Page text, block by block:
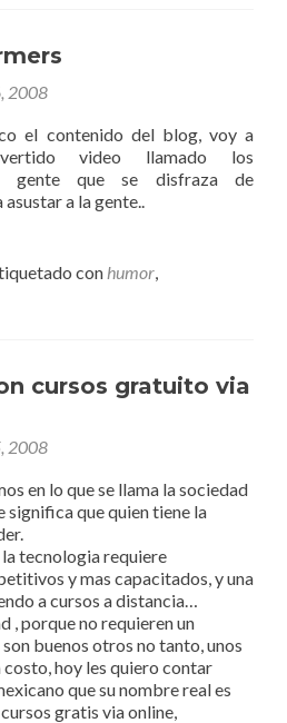
2008
el contenido del blog, voy a
video llamado los
gente que se disfraza de
a la gente..
con humor,
cursos gratuito via
2008
en lo que se llama la sociedad
significa que quien tiene la
tecnologia requiere
y mas capacitados, y una
a cursos a distancia…
, porque no requieren un
buenos otros no tanto, unos
hoy les quiero contar
que su nombre real es
gratis via online,